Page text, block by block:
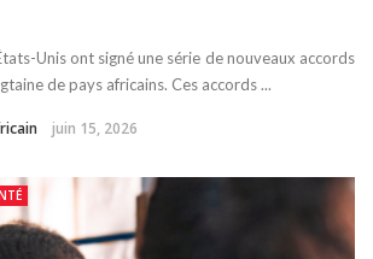
Unis ont signé une série de nouveaux accords
de pays africains. Ces accords ...
juin 15, 2026